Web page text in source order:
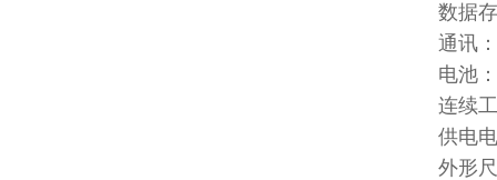
数据
通讯
电池
连续
供电
外形